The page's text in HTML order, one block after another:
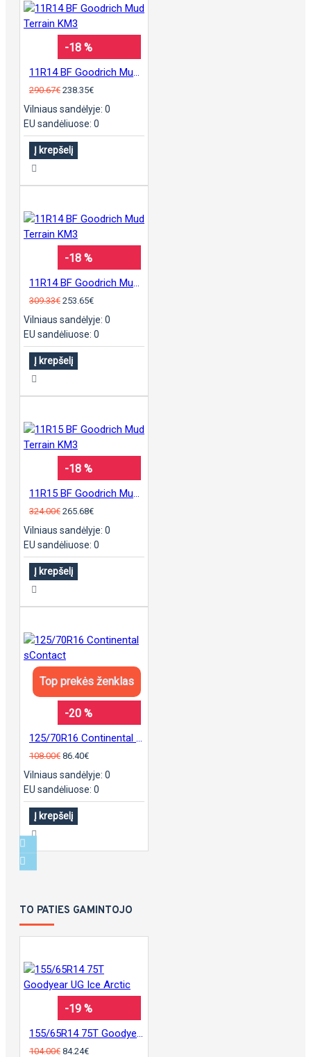
-18 %
290.67€ 238.35€
Vilniaus sandėlyje: 0
EU sandėliuose: 0
Į krepšelį
-18 %
309.33€ 253.65€
Vilniaus sandėlyje: 0
EU sandėliuose: 0
Į krepšelį
-18 %
324.00€ 265.68€
Vilniaus sandėlyje: 0
EU sandėliuose: 0
Į krepšelį
Top prekės ženklas
-20 %
108.00€ 86.40€
Vilniaus sandėlyje: 0
EU sandėliuose: 0
Į krepšelį
TO PATIES GAMINTOJO
-19 %
104.00€ 84.24€